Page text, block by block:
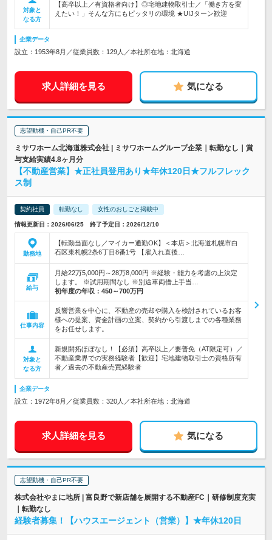
対象と
なる方
【高卒以上／有資格者向け】◎宅地建物取引士／「働き方を変
えたい！」そんな方にもピッタリの環境 ★UIJターン歓迎
企業データ
設立：1953年8月／従業員数：129人／本社所在地：北海道
求人詳細を見る 気になる
志望動機・自己PR不要
ミサワホーム北海道株式会社 | ミサワホームグループ企業｜転勤なし｜賞
与支給実績4.8ヶ月分
【不動産営業】★正社員登用あり★年休120日★フルフレック
ス制
契約社員 転勤なし 女性のおしごと掲載中
情報更新日：2026/06/25 終了予定日：2026/12/10
勤務地
【転勤当面なし／マイカー通勤OK】＜本店＞北海道札幌市白
石区東札幌2条6丁目8番1号 【雇入れ直後…
給与
月給22万5,000円～28万8,000円 ※経験・能力を考慮の上決定
します。 ※試用期間なし ※別途車両借上手当…
初年度の年収： 450～700万円
仕事内容
反響営業を中心に、不動産の売却や購入を検討されているお客
様への提案、資金計画の立案、契約から引渡しまでの各種業務
をお任せします。
対象と
なる方
新規開拓ほぼなし！【必須】高卒以上／要普免（AT限定可）／
不動産業界での実務経験者【歓迎】宅地建物取引士の資格所有
者／過去の不動産売買経験者
企業データ
設立：1972年8月／従業員数：320人／本社所在地：北海道
求人詳細を見る 気になる
志望動機・自己PR不要
株式会社やまに地所 | 富良野で新店舗を展開する不動産FC｜研修制度充実
｜転勤なし
経験者募集！【ハウスエージェント（営業）】★年休120日